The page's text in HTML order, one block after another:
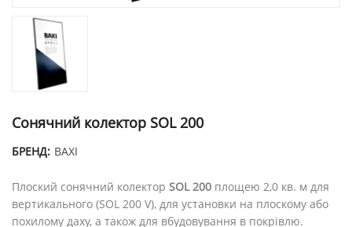
Сонячний колектор SOL 200
БРЕНД: BAXI
Плоский сонячний колектор SOL 200 площею 2,0 кв. м для
вертикального (SOL 200 V), для установки на плоскому або
похилому даху, а також для вбудовування в покрівлю.